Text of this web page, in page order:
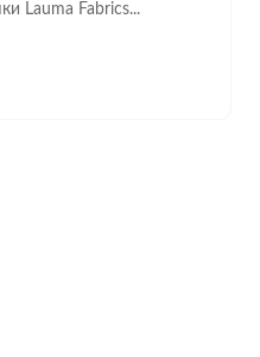
Lauma Fabrics...